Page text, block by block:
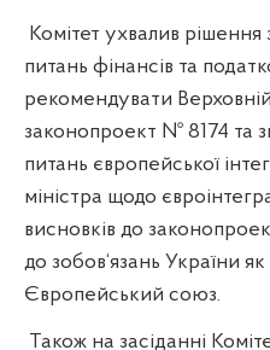
Комітет ухвалив
питань фінансів та
рекомендувати
законопроект № 8174 та
питань європейської
міністра щодо
висновків до
до зобов‘язань України
Європейський союз.
Також на засіданні